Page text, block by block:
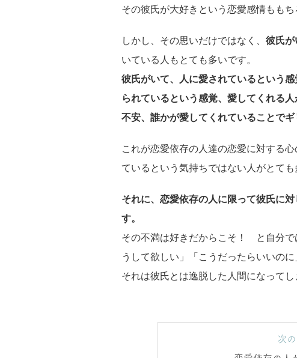
その彼氏が大好きという恋愛感情ももち
しかし、その思いだけではなく、 彼氏が
いている人もとても多いです。
彼氏がいて、人に愛されているという
られているという感覚、愛してくれる
不安、誰かが愛してくれていることで
これが恋愛依存の人達の恋愛に対する
ているという気持ちではない人がとても
それに、恋愛依存の人に限って彼氏に
す。
その不満は好きだからこそ！ と自分で
うして欲しい」「こうだったらいいの
それは彼氏とは逸脱した人間になってし
次